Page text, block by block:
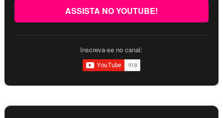
ASSISTA NO YOUTUBE!
Inscreva-se no canal: